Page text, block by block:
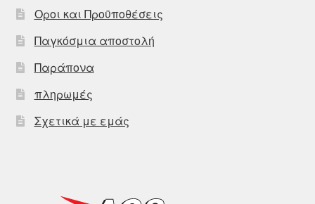
Οροι και Προϋποθέσεις
Παγκόσμια αποστολή
Παράπονα
πληρωμές
Σχετικά με εμάς